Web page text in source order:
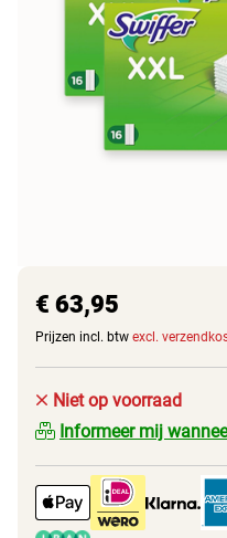
€ 63,95
Prijzen incl. btw excl.
Niet op voorraad
Informeer mij